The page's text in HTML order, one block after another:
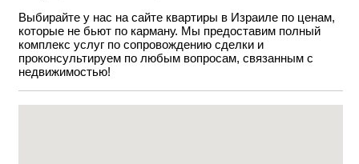
Выбирайте у нас на сайте квартиры в Израиле по ценам,
которые не бьют по карману. Мы предоставим полный
комплекс услуг по сопровождению сделки и
проконсультируем по любым вопросам, связанным с
недвижимостью!